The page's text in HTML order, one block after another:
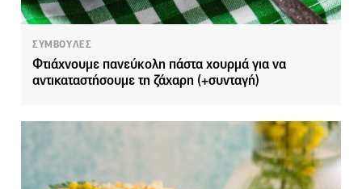
ΣΥΜΒΟΥΛΕΣ
Φτιάχνουμε πανεύκολη πάστα χουρμά για να
αντικαταστήσουμε τη ζάχαρη (+συνταγή)